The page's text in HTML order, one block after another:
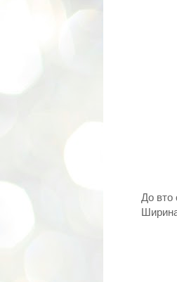
До вто